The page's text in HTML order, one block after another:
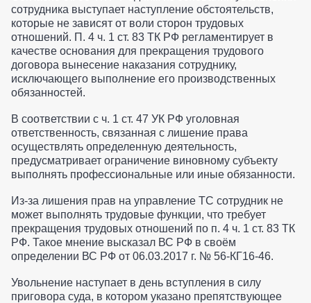
сотрудника выступает наступление обстоятельств,
которые не зависят от воли сторон трудовых
отношений. П. 4 ч. 1 ст. 83 ТК РФ регламентирует в
качестве основания для прекращения трудового
договора вынесение наказания сотруднику,
исключающего выполнение его производственных
обязанностей.
В соответствии с ч. 1 ст. 47 УК РФ уголовная
ответственность, связанная с лишение права
осуществлять определенную деятельность,
предусматривает ограничение виновному субъекту
выполнять профессиональные или иные обязанности.
Из-за лишения прав на управление ТС сотрудник не
может выполнять трудовые функции, что требует
прекращения трудовых отношений по п. 4 ч. 1 ст. 83 ТК
РФ. Такое мнение высказал ВС РФ в своём
определении ВС РФ от 06.03.2017 г. № 56-КГ16-46.
Увольнение наступает в день вступления в силу
приговора суда, в котором указано препятствующее